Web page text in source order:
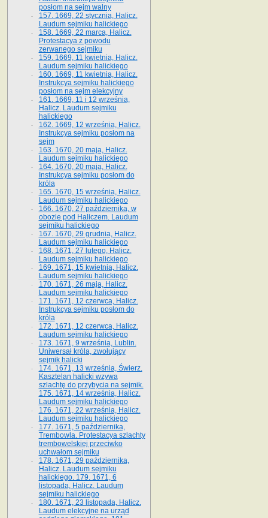
posłom na sejm walny
157. 1669, 22 stycznia, Halicz.
Laudum sejmiku halickiego
158. 1669, 22 marca, Halicz.
Protestacya z powodu
zerwanego sejmiku
159. 1669, 11 kwietnia, Halicz.
Laudum sejmiku halickiego
160. 1669, 11 kwietnia, Halicz.
Instrukcya sejmiku halickiego
posłom na sejm elekcyjny
161. 1669, 11 i 12 września,
Halicz. Laudum sejmiku
halickiego
162. 1669, 12 września, Halicz.
Instrukcya sejmiku posłom na
sejm
163. 1670, 20 maja, Halicz.
Laudum sejmiku halickiego
164. 1670, 20 maja, Halicz.
Instrukcya sejmiku posłom do
króla
165. 1670, 15 września, Halicz.
Laudum sejmiku halickiego
166. 1670, 27 października, w
obozie pod Haliczem. Laudum
sejmiku halickiego
167. 1670, 29 grudnia, Halicz.
Laudum sejmiku halickiego
168. 1671, 27 lutego, Halicz.
Laudum sejmiku halickiego
169. 1671, 15 kwietnia, Halicz.
Laudum sejmiku halickiego
170. 1671, 26 maja, Halicz.
Laudum sejmiku halickiego
171. 1671, 12 czerwca, Halicz.
Instrukcya sejmiku posłom do
króla
172. 1671, 12 czerwca, Halicz.
Laudum sejmiku halickiego
173. 1671, 9 września, Lublin.
Uniwersał króla, zwołujący
sejmik halicki
174. 1671, 13 września, Świerz.
Kasztelan halicki wzywa
szlachtę do przybycia na sejmik.
175. 1671, 14 września, Halicz.
Laudum sejmiku halickiego
176. 1671, 22 września, Halicz.
Laudum sejmiku halickiego
177. 1671, 5 października,
Trembowla. Protestacya szlachty
trembowelskiej przeciwko
uchwałom sejmiku
178. 1671, 29 października,
Halicz. Laudum sejmiku
halickiego. 179. 1671, 6
listopada, Halicz. Laudum
sejmiku halickiego
180. 1671, 23 listopada, Halicz.
Laudum elekcyjne na urząd